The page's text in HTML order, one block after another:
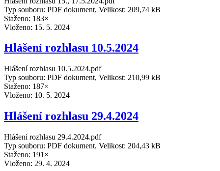
Typ souboru: PDF dokument, Velikost: 209,74 kB
Staženo: 183×
Vloženo: 15. 5. 2024
Hlášení rozhlasu 10.5.2024
Hlášení rozhlasu 10.5.2024.pdf
Typ souboru: PDF dokument, Velikost: 210,99 kB
Staženo: 187×
Vloženo: 10. 5. 2024
Hlášení rozhlasu 29.4.2024
Hlášení rozhlasu 29.4.2024.pdf
Typ souboru: PDF dokument, Velikost: 204,43 kB
Staženo: 191×
Vloženo: 29. 4. 2024